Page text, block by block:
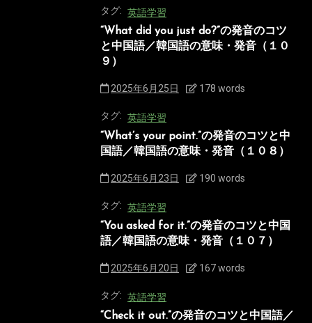
タグ: 英語学習
“What did you just do?”の発音のコツ
と中国語／韓国語の意味・発音（１０
９）
2025年6月25日 178 words
タグ: 英語学習
“What’s your point.”の発音のコツと中
国語／韓国語の意味・発音（１０８）
2025年6月23日 190 words
タグ: 英語学習
“You asked for it.”の発音のコツと中国
語／韓国語の意味・発音（１０７）
2025年6月20日 167 words
タグ: 英語学習
“Check it out.”の発音のコツと中国語／